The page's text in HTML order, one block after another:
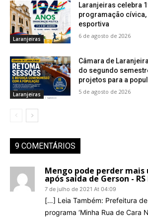
Laranjeiras
Laranjeiras celebra
programação
esportiva
6 de agosto de 2026
Laranjeiras
Câmara de
do segundo
projetos para a
5 de agosto de 2026
9 COMENTÁRIOS
Mengo pode perder
após saída de Gerson -
7 de julho de 2021 At 04:09
[…] Leia Também: Prefeitura
programa ‘Minha Rua de Cara